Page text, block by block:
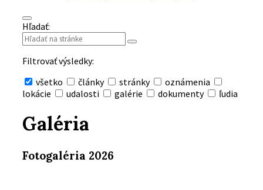
Hľadať:
Filtrovať výsledky:
všetko
články stránky
oznámenia
lokácie
udalosti galérie dokumenty ľudia
vyhľadávanie
Galéria
Fotogaléria 2026